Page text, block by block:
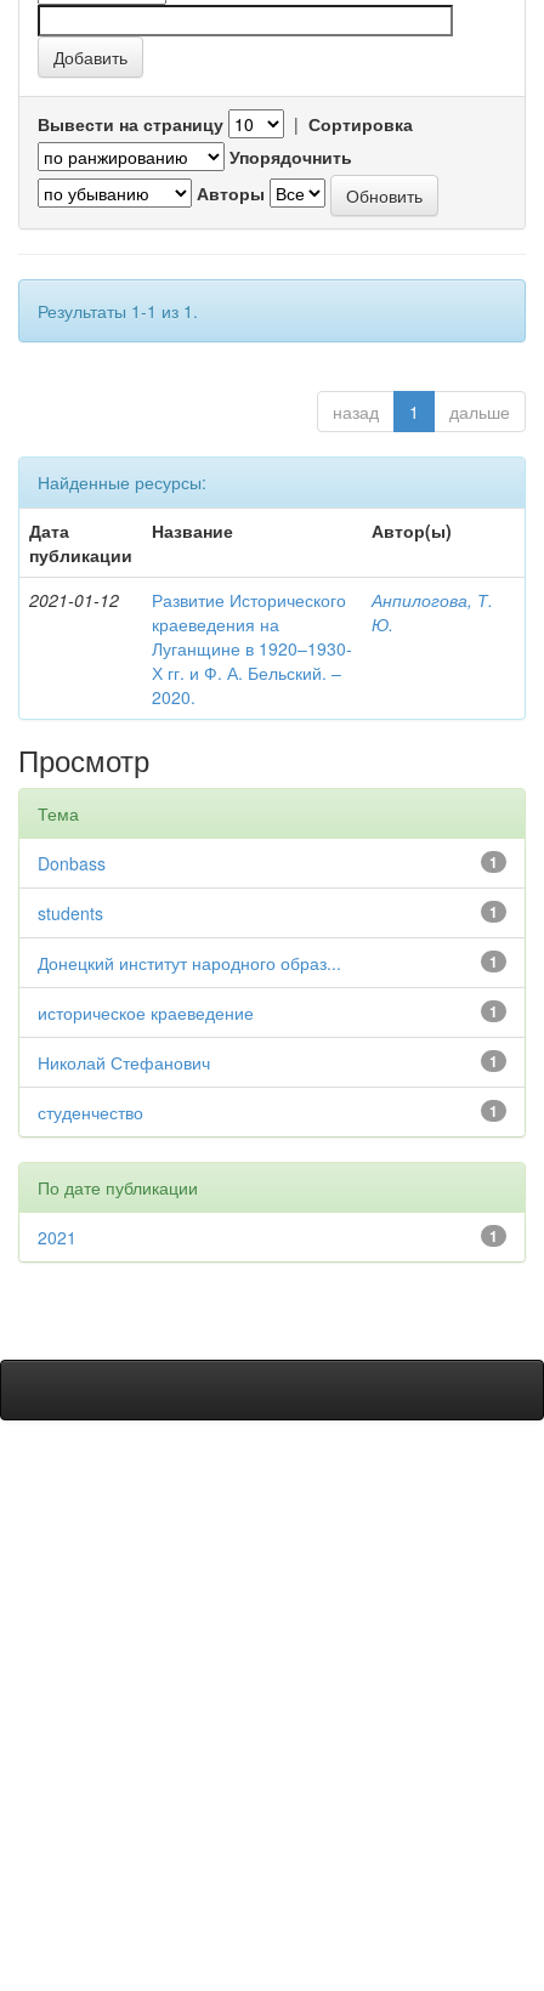
Вывести на страницу | Сортировка
Упорядочнить
Авторы
Результаты 1-1 из 1.
назад 1 дальше
Найденные ресурсы:
Дата
публикации
Название Автор(ы)
2021-01-12
Развитие Исторического
краеведения на
Луганщине в 1920–1930-
Х гг. и Ф. А. Бельский. –
2020.
Анпилогова, Т.
Ю.
Просмотр
Тема
1
Donbass
1
students
1
Донецкий институт народного образ...
1
историческое краеведение
1
Николай Стефанович
1
студенчество
По дате публикации
1
2021